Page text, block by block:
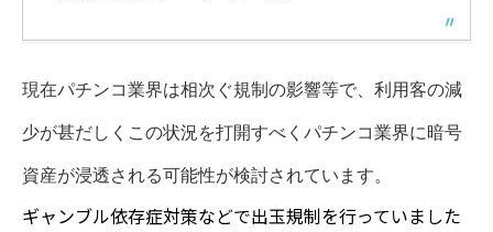
現在パチンコ業界は相次ぐ規制の影響等で、利用客の減
少が甚だしくこの状況を打開すべくパチンコ業界に暗号
資産が浸透される可能性が検討されています。
ギャンブル依存症対策などで出玉規制を行っていました